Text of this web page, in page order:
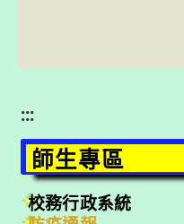
:::
師生專區
校務行政系統